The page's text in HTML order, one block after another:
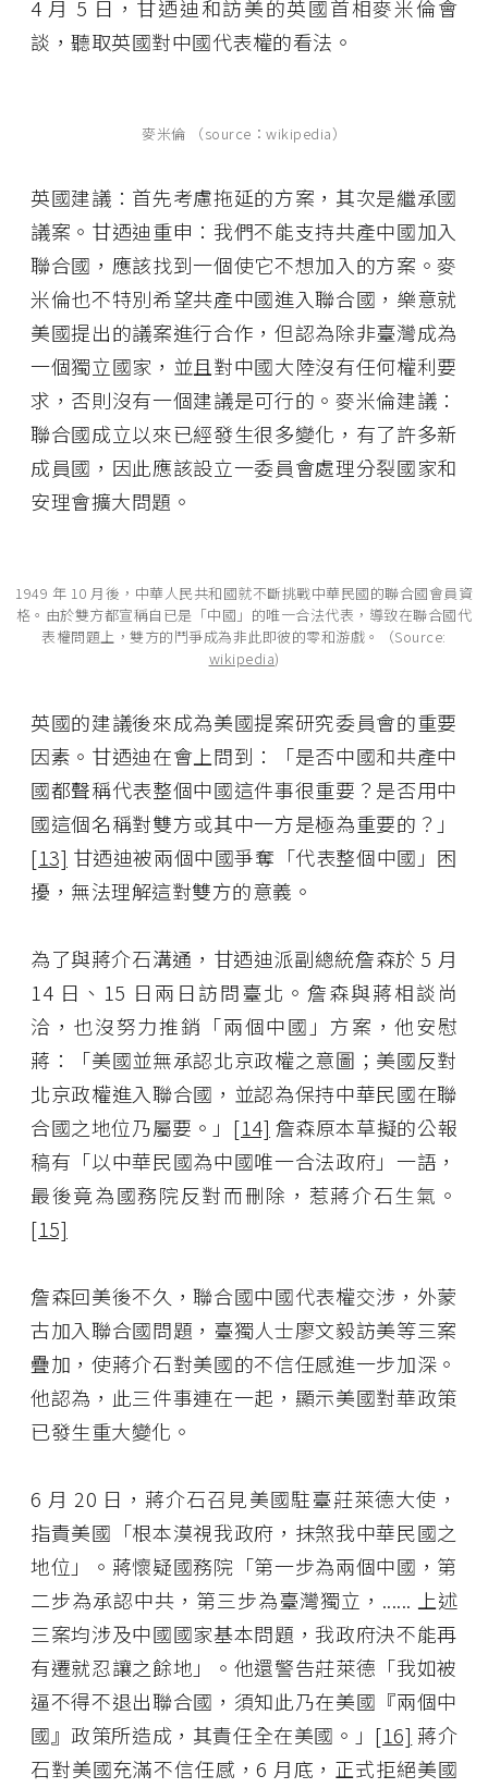
4 月 5 日，甘迺迪和訪美的英國首相麥米倫會
談，聽取英國對中國代表權的看法。
麥米倫 （source：wikipedia）
英國建議：首先考慮拖延的方案，其次是繼承國
議案。甘迺迪重申：我們不能支持共產中國加入
聯合國，應該找到一個使它不想加入的方案。麥
米倫也不特別希望共產中國進入聯合國，樂意就
美國提出的議案進行合作，但認為除非臺灣成為
一個獨立國家，並且對中國大陸沒有任何權利要
求，否則沒有一個建議是可行的。麥米倫建議：
聯合國成立以來已經發生很多變化，有了許多新
成員國，因此應該設立一委員會處理分裂國家和
安理會擴大問題。
1949 年 10 月後，中華人民共和國就不斷挑戰中華民國的聯合國會員資
格。由於雙方都宣稱自已是「中國」的唯一合法代表，導致在聯合國代
表權問題上，雙方的鬥爭成為非此即彼的零和游戲。（Source:
wikipedia)
英國的建議後來成為美國提案研究委員會的重要
因素。甘迺迪在會上問到：「是否中國和共產中
國都聲稱代表整個中國這件事很重要？是否用中
國這個名稱對雙方或其中一方是極為重要的？」
[13] 甘迺迪被兩個中國爭奪「代表整個中國」困
擾，無法理解這對雙方的意義。
為了與蔣介石溝通，甘迺迪派副總統詹森於 5 月
14 日、15 日兩日訪問臺北。詹森與蔣相談尚
洽，也沒努力推銷「兩個中國」方案，他安慰
蔣：「美國並無承認北京政權之意圖；美國反對
北京政權進入聯合國，並認為保持中華民國在聯
合國之地位乃屬要。」 [14] 詹森原本草擬的公報
稿有「以中華民國為中國唯一合法政府」一語，
最後竟為國務院反對而刪除，惹蔣介石生氣。
[15]
詹森回美後不久，聯合國中國代表權交涉，外蒙
古加入聯合國問題，臺獨人士廖文毅訪美等三案
疊加，使蔣介石對美國的不信任感進一步加深。
他認為，此三件事連在一起，顯示美國對華政策
已發生重大變化。
6 月 20 日，蔣介石召見美國駐臺莊萊德大使，
指責美國「根本漠視我政府，抹煞我中華民國之
地位」。蔣懷疑國務院「第一步為兩個中國，第
二步為承認中共，第三步為臺灣獨立，...... 上述
三案均涉及中國國家基本問題，我政府決不能再
有遷就忍讓之餘地」。他還警告莊萊德「我如被
逼不得不退出聯合國，須知此乃在美國『兩個中
國』政策所造成，其責任全在美國。」 [16] 蔣介
石對美國充滿不信任感，6 月底，正式拒絕美國